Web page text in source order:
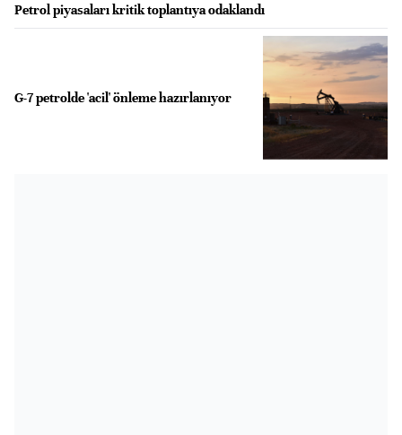
Petrol piyasaları kritik toplantıya odaklandı
G-7 petrolde 'acil' önleme hazırlanıyor